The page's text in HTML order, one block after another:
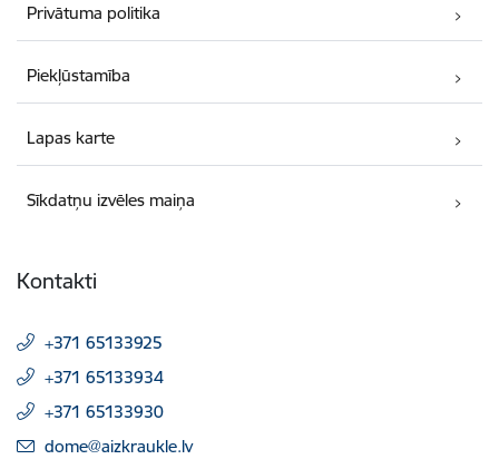
Privātuma politika
Piekļūstamība
Lapas karte
Sīkdatņu izvēles maiņa
Kontakti
+371 65133925
+371 65133934
+371 65133930
E-pasts:
dome@aizkraukle.lv